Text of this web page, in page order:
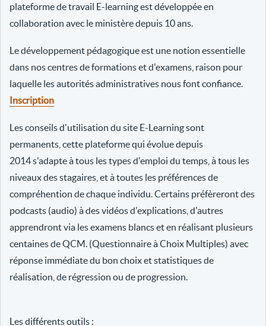
plateforme de travail E-learning est développée en
collaboration avec le ministère depuis 10 ans.
Le développement pédagogique est une notion essentielle
dans nos centres de formations et d'examens, raison pour
laquelle les autorités administratives nous font confiance.
Inscription
Les conseils d'utilisation du site E-Learning sont
permanents, cette plateforme qui évolue depuis
2014 s'adapte à tous les types d'emploi du temps, à tous les
niveaux des stagaires, et à toutes les préférences de
compréhention de chaque individu. Certains préfèreront des
podcasts (audio) à des vidéos d'explications, d'autres
apprendront via les examens blancs et en réalisant plusieurs
centaines de QCM. (Questionnaire à Choix Multiples) avec
réponse immédiate du bon choix et statistiques de
réalisation, de régression ou de progression.
Les différents outils :